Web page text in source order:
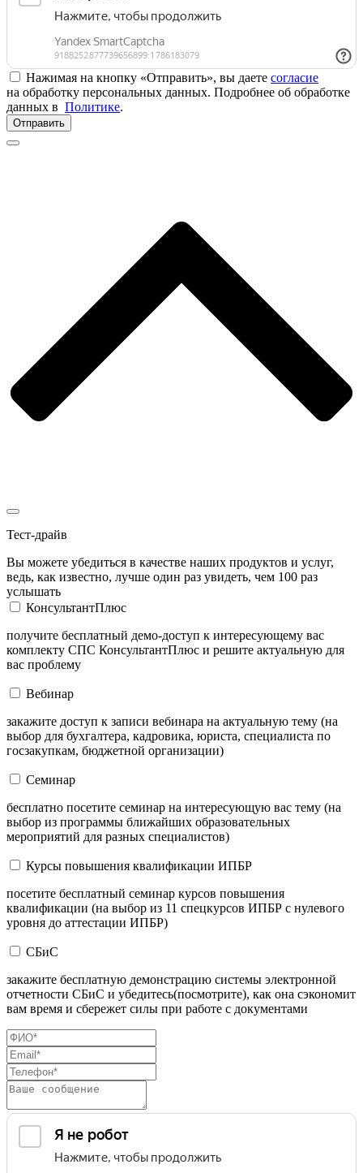
Нажимая на кнопку «Отправить», вы даете согласие
на обработку персональных данных. Подробнее об обработке
данных в Политике.
Отправить
Тест-драйв
Вы можете убедиться в качестве наших продуктов и услуг,
ведь, как известно, лучше один раз увидеть, чем 100 раз
услышать
КонсультантПлюс
получите бесплатный демо-доступ к интересующему вас
комплекту СПС КонсультантПлюс и решите актуальную для
вас проблему
Вебинар
закажите доступ к записи вебинара на актуальную тему (на
выбор для бухгалтера, кадровика, юриста, специалиста по
госзакупкам, бюджетной организации)
Семинар
бесплатно посетите семинар на интересующую вас тему (на
выбор из программы ближайших образовательных
мероприятий для разных специалистов)
Курсы повышения квалификации ИПБР
посетите бесплатный семинар курсов повышения
квалификации (на выбор из 11 спецкурсов ИПБР с нулевого
уровня до аттестации ИПБР)
СБиС
закажите бесплатную демонстрацию системы электронной
отчетности СБиС и убедитесь(посмотрите), как она сэкономит
вам время и сбережет силы при работе с документами